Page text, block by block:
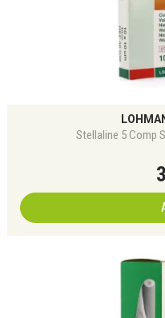
Stellaline 5 Comp
3